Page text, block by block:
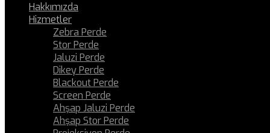
Hakkımızda
Hizmetler
Zebra Perde
Stor Perde
Jaluzi Perde
Dikey Perde
Blackout Perde
Screen Perde
Ahşap Jaluzi Perde
Ahşap Stor Perde